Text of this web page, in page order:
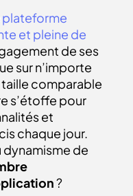
plateforme
et pleine de
de ses
sur n’importe
comparable
s’étoffe pour
et
chaque jour.
de
?